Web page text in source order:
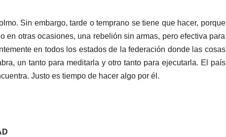
Sin embargo, tarde o temprano se tiene que hacer, porque
en otras ocasiones, una rebelión sin armas, pero efectiva para
en todos los estados de la federación donde las cosas
un tanto para meditarla y otro tanto para ejecutarla. El país
Justo es tiempo de hacer algo por él.